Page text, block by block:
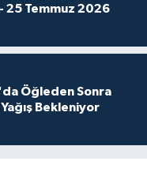
25 Temmuz 2026
Öğleden Sonra
Bekleniyor